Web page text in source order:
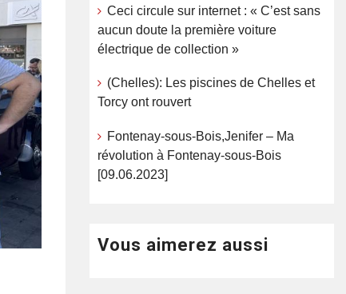
Ceci circule sur internet : « C’est sans
aucun doute la première voiture
électrique de collection »
(Chelles): Les piscines de Chelles et
Torcy ont rouvert
Fontenay-sous-Bois,Jenifer – Ma
révolution à Fontenay-sous-Bois
[09.06.2023]
Vous aimerez aussi